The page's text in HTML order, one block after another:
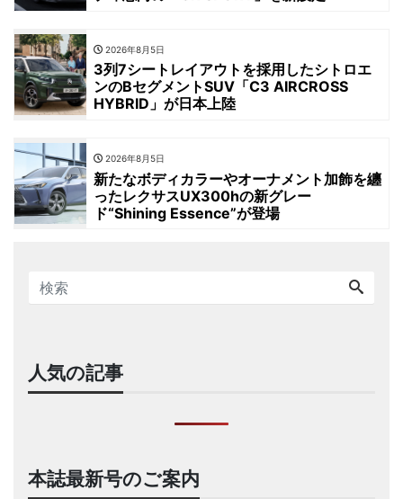
2026年8月5日
3列7シートレイアウトを採用したシトロエ
ンのBセグメントSUV「C3 AIRCROSS
HYBRID」が日本上陸
2026年8月5日
新たなボディカラーやオーナメント加飾を纏
ったレクサスUX300hの新グレー
ド“Shining Essence”が登場
人気の記事
本誌最新号のご案内